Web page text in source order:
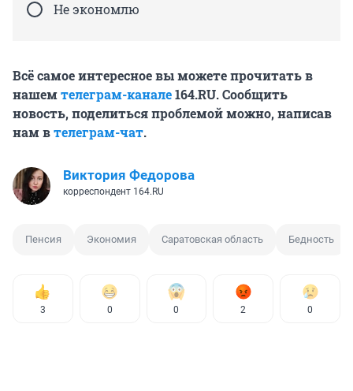
Не экономлю
Всё самое интересное вы можете прочитать в
нашемтелеграм-канале164.RU. Сообщить
новость, поделиться проблемой можно, написав
нам втелеграм-чат.
Виктория Федорова
корреспондент 164.RU
Пенсия Экономия Саратовская область Бедность
3 0 0 2 0